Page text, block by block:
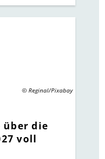
© Reginal/Pixabay
über die
voll